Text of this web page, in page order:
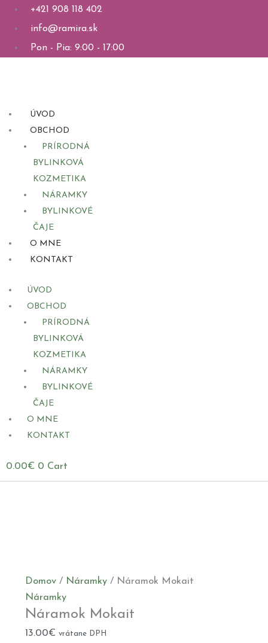
Preskočiť+421 908 118 402
info@ramira.sk
Pon - Pia: 9:00 - 17:00
ÚVOD
OBCHOD
PRÍRODNÁ
BYLINKOVÁ
KOZMETIKA
NÁRAMKY
BYLINKOVÉ
ČAJE
O MNE
KONTAKT
ÚVOD
OBCHOD
PRÍRODNÁ
BYLINKOVÁ
KOZMETIKA
NÁRAMKY
BYLINKOVÉ
ČAJE
O MNE
KONTAKT
0.00€ 0 Cart
Domov/ Náramky/ Náramok Mokait
Náramky
Náramok Mokait
13.00€ vrátane DPH